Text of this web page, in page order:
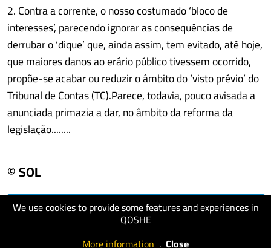
We use cookies to provide some features and experiences in
QOSHE
More information . Close
2. Contra a corrente, o nosso costumado ‘bloco de
interesses’, parecendo ignorar as consequências de
derrubar o ‘dique’ que, ainda assim, tem evitado, até hoje,
que maiores danos ao erário público tivessem ocorrido,
propõe-se acabar ou reduzir o âmbito do ‘visto prévio’ do
Tribunal de Contas (TC).Parece, todavia, pouco avisada a
anunciada primazia a dar, no âmbito da reforma da
legislação........
© SOL
visit website